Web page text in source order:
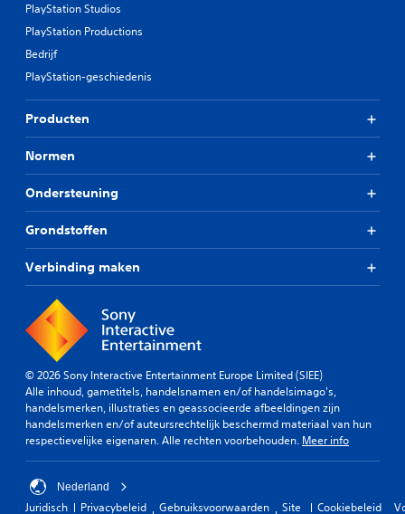
PlayStation Studios
PlayStation Productions
Bedrijf
PlayStation-geschiedenis
Producten
Normen
Ondersteuning
Grondstoffen
Verbinding maken
© 2026 Sony Interactive Entertainment Europe Limited (SIEE)
Alle inhoud, gametitels, handelsnamen en/of handelsimago's,
handelsmerken, illustraties en geassocieerde afbeeldingen zijn
handelsmerken en/of auteursrechtelijk beschermd materiaal van hun
respectievelijke eigenaren. Alle rechten voorbehouden. Meer info
Nederland
Juridisch Privacybeleid Gebruiksvoorwaarden Site Cookiebeleid